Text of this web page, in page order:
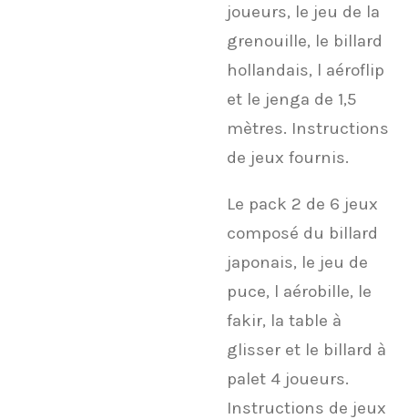
joueurs, le jeu de la
grenouille, le billard
hollandais, l aéroflip
et le jenga de 1,5
mètres. Instructions
de jeux fournis.
Le pack 2 de 6 jeux
composé du billard
japonais, le jeu de
puce, l aérobille, le
fakir, la table à
glisser et le billard à
palet 4 joueurs.
Instructions de jeux